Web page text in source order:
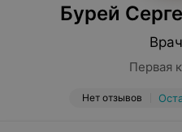
Бурей
Первая
Нет отзывов